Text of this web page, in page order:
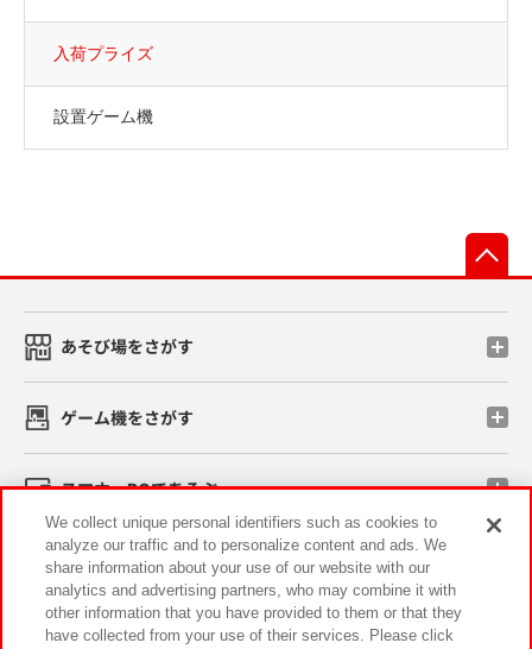
入荷プライズ
設置ゲーム機
あそび場をさがす
ゲーム機をさがす
スマホ・PCであそぶ
イベント・キャンペーン
We collect unique personal identifiers such as cookies to
analyze our traffic and to personalize content and ads. We
share information about your use of our website with our
analytics and advertising partners, who may combine it with
other information that you have provided to them or that they
have collected from your use of their services. Please click